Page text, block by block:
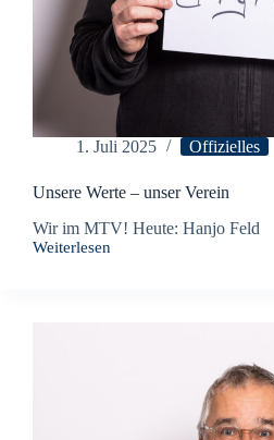
1. Juli 2025 Offizielles
Unsere Werte – unser Verein
Wir im MTV! Heute: Hanjo Feld
Weiterlesen
Unsere